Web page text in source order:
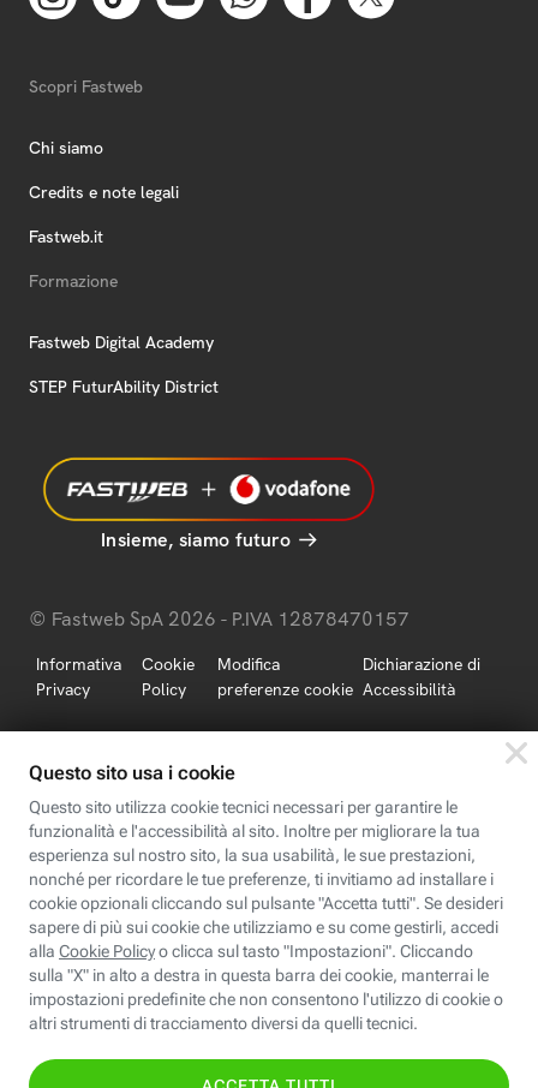
Scopri Fastweb
Chi siamo
Credits e note legali
Fastweb.it
Formazione
Fastweb Digital Academy
STEP FuturAbility District
Insieme, siamo futuro
© Fastweb SpA 2026 - P.IVA 12878470157
Informativa
Privacy
Cookie
Policy
Modifica
preferenze cookie
Dichiarazione di
Accessibilità